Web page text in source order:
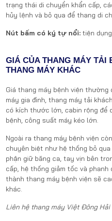
trạng thái di chuyển khẩn cấp,
hủy lệnh và bỏ qua để thang di
Nút bấm có ký tự nổi: tiện
GIÁ CỦA THANG MÁY TẢI
THANG MÁY KHÁC
Giá thang máy bệnh viện
máy gia đình, thang máy tải
có kích thước lớn, cabin rộng để
bệnh, công suất máy kéo lớn.
Ngoài ra thang máy bệnh viện
chuyên biệt như hệ thống bỏ
phận giữ băng ca, tay vịn bên
cấp, hệ thống giảm tốc và phanh
thành thang máy bệnh viện sẽ
khác.
Liên hệ thang máy Việt Đông